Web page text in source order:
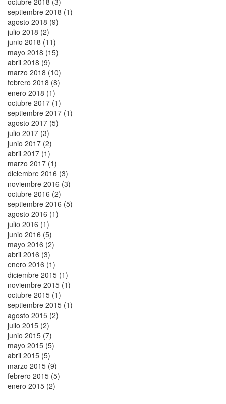
septiembre 2018 (1)
agosto 2018 (9)
julio 2018 (2)
junio 2018 (11)
mayo 2018 (15)
abril 2018 (9)
marzo 2018 (10)
febrero 2018 (8)
enero 2018 (1)
octubre 2017 (1)
septiembre 2017 (1)
agosto 2017 (5)
julio 2017 (3)
junio 2017 (2)
abril 2017 (1)
marzo 2017 (1)
diciembre 2016 (3)
noviembre 2016 (3)
octubre 2016 (2)
septiembre 2016 (5)
agosto 2016 (1)
julio 2016 (1)
junio 2016 (5)
mayo 2016 (2)
abril 2016 (3)
enero 2016 (1)
diciembre 2015 (1)
noviembre 2015 (1)
octubre 2015 (1)
septiembre 2015 (1)
agosto 2015 (2)
julio 2015 (2)
junio 2015 (7)
mayo 2015 (5)
abril 2015 (5)
marzo 2015 (9)
febrero 2015 (5)
enero 2015 (2)